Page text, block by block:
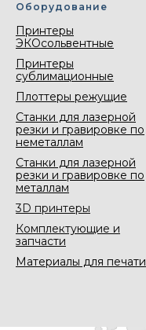
Оборудование
Принтеры
ЭКОсольвентные
Принтеры
сублимационные
Плоттеры режущие
Станки для лазерной
резки и гравировке по
неметаллам
Станки для лазерной
резки и гравировке по
металлам
3D принтеры
Комплектующие и
запчасти
Материалы для печати